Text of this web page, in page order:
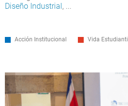
Diseño Industrial, ...
Acción Institucional Vida Estudiantil